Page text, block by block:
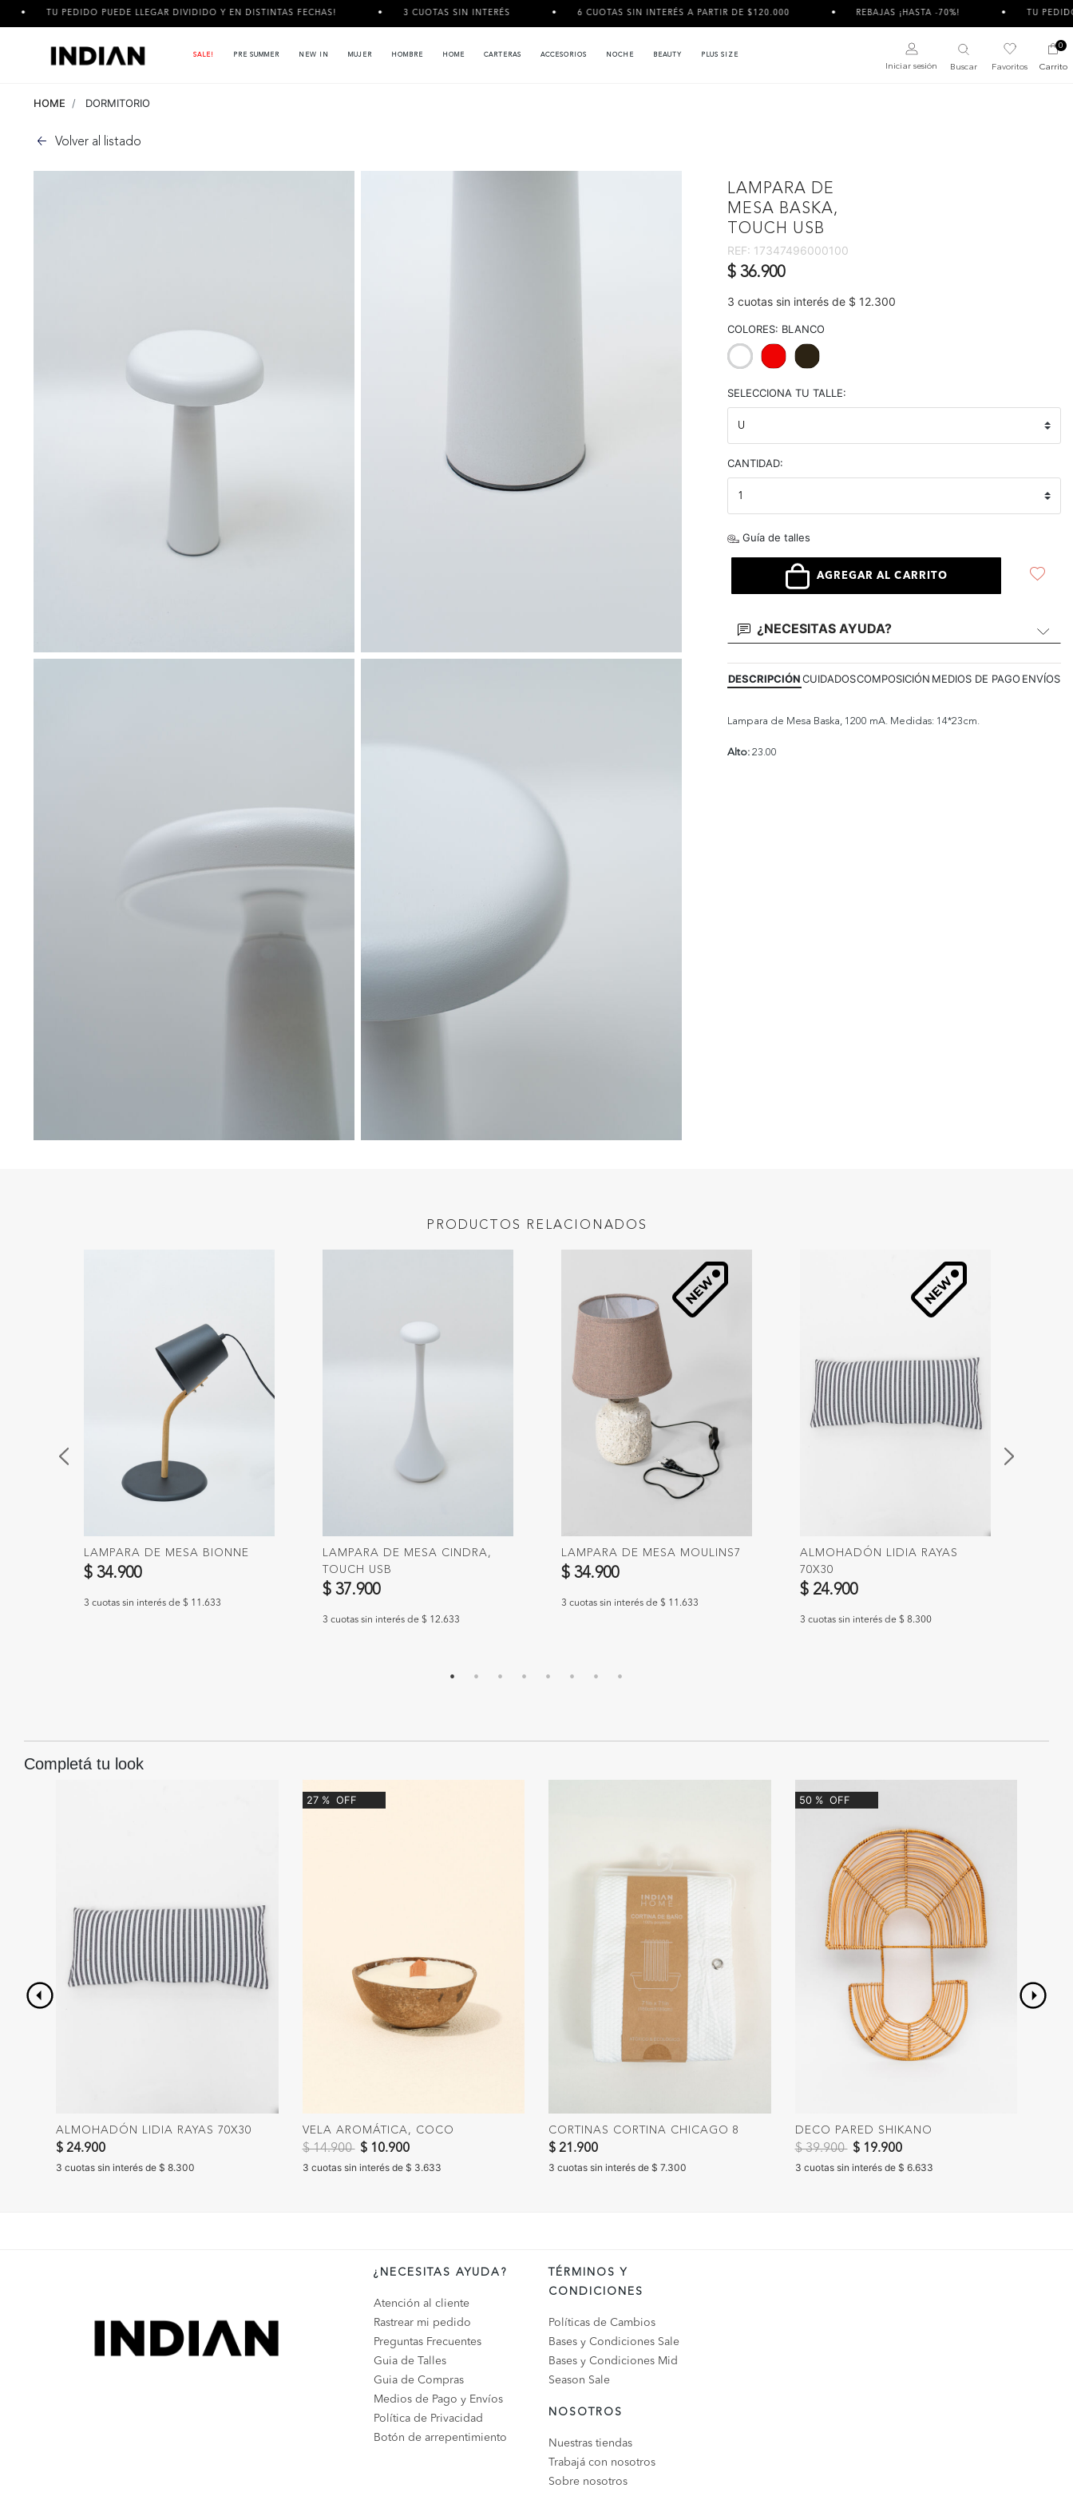
PUEDE LLEGAR DIVIDIDO Y EN DISTINTAS FECHAS! 3 CUOTAS SIN INTERÉS 6 CUOTAS SIN INTERÉS A PARTIR DE $120.000 REBAJAS ¡HASTA -70%! TU PEDIDO PUEDE
SALE! PRE SUMMER NEW IN MUJER HOMBRE HOME CARTERAS ACCESORIOS NOCHE BEAUTY PLUS SIZE
Iniciar sesión Buscar Favoritos
0
Carrito
HOME DORMITORIO
Volver al listado
LAMPARA DE
MESA BASKA,
TOUCH USB
REF: 17347496000100
$ 36.900
3 cuotas sin interés de $ 12.300
COLORES: BLANCO
SELECCIONA TU TALLE:
CANTIDAD:
Guía de talles
AGREGAR AL CARRITO
¿NECESITAS AYUDA?
DESCRIPCIÓNCUIDADOSCOMPOSICIÓN MEDIOS DE PAGO ENVÍOS
Lampara de Mesa Baska, 1200 mA. Medidas: 14*23cm.
Alto: 23.00
PRODUCTOS RELACIONADOS
LAMPARA DE MESA BIONNE
$ 34.900
3 cuotas sin interés de $ 11.633
LAMPARA DE MESA CINDRA,
TOUCH USB
$ 37.900
3 cuotas sin interés de $ 12.633
LAMPARA DE MESA MOULINS7
$ 34.900
3 cuotas sin interés de $ 11.633
ALMOHADÓN LIDIA RAYAS
70X30
$ 24.900
3 cuotas sin interés de $ 8.300
Completá tu look
ALMOHADÓN LIDIA RAYAS 70X30
$ 24.900
3 cuotas sin interés de $ 8.300
27 % OFF
VELA AROMÁTICA, COCO
Precio reducido de
$ 14.900a$ 10.900
3 cuotas sin interés de $ 3.633
CORTINAS CORTINA CHICAGO 8
$ 21.900
3 cuotas sin interés de $ 7.300
50 % OFF
DECO PARED SHIKANO
Precio reducido de
$ 39.900a$ 19.900
3 cuotas sin interés de $ 6.633
¿NECESITAS AYUDA?
Atención al cliente
Rastrear mi pedido
Preguntas Frecuentes
Guia de Talles
Guia de Compras
Medios de Pago y Envíos
Política de Privacidad
Botón de arrepentimiento
TÉRMINOS Y
CONDICIONES
Políticas de Cambios
Bases y Condiciones Sale
Bases y Condiciones Mid
Season Sale
NOSOTROS
Nuestras tiendas
Trabajá con nosotros
Sobre nosotros